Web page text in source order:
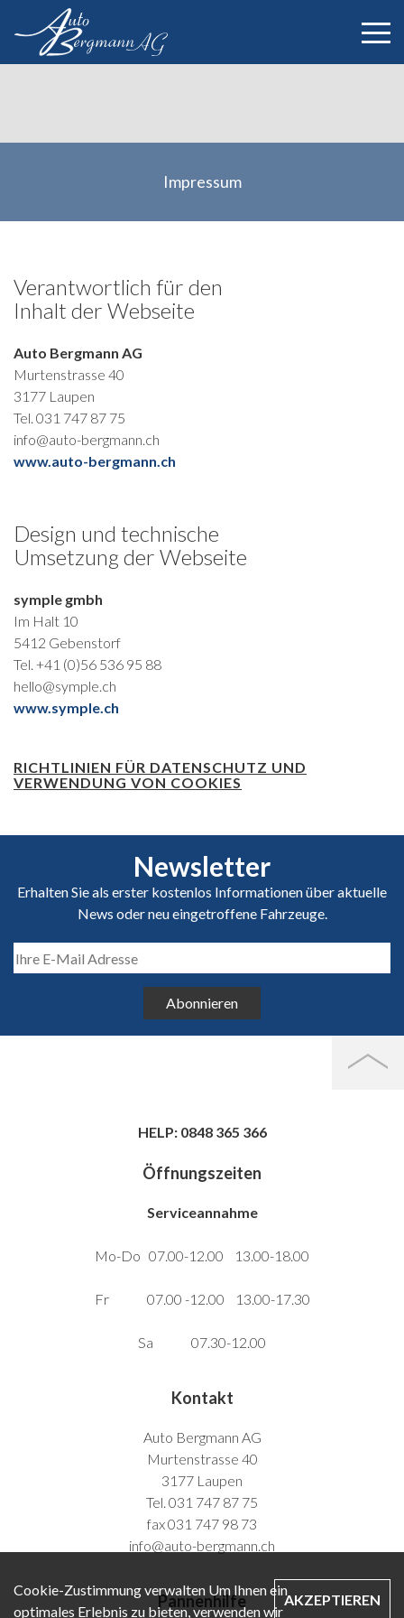
Auto
Impressum
Verantwortlich für den
Inhalt der Webseite
Auto Bergmann AG
Murtenstrasse 40
3177 Laupen
Tel. 031 747 87 75
info@auto-bergmann.ch
www.auto-bergmann.ch
Design und technische
Umsetzung der Webseite
symple gmbh
Im Halt 10
5412 Gebenstorf
Tel. +41 (0)56 536 95 88
hello@symple.ch
www.symple.ch
RICHTLINIEN FÜR DATENSCHUTZ UND
VERWENDUNG VON COOKIES
Newsletter
Erhalten Sie als erster kostenlos Informationen über aktuelle
News oder neu eingetroffene Fahrzeuge.
Abonnieren
HELP: 0848 365 366
Öffnungszeiten
Serviceannahme
Mo-Do 07.00-12.00 13.00-18.00
Fr 07.00 -12.00 13.00-17.30
Sa 07.30-12.00
Kontakt
Auto Bergmann AG
Murtenstrasse 40
3177 Laupen
Tel. 031 747 87 75
fax 031 747 98 73
info@auto-bergmann.ch
Pannenhilfe
Cookie-Zustimmung verwalten Um Ihnen ein
optimales Erlebnis zu bieten, verwenden wir
AKZEPTIEREN